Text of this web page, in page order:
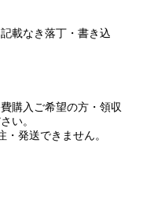
載なき落丁・書き込
購入ご希望の方・領収
い。
発送できません。